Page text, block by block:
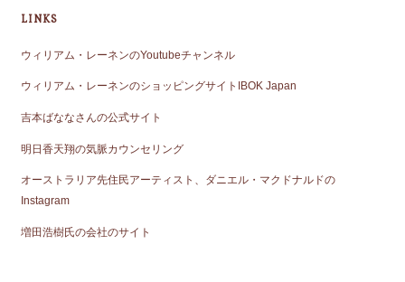
LINKS
ウィリアム・レーネンのYoutubeチャンネル
ウィリアム・レーネンのショッピングサイトIBOK Japan
吉本ばななさんの公式サイト
明日香天翔の気脈カウンセリング
オーストラリア先住民アーティスト、ダニエル・マクドナルドの
Instagram
増田浩樹氏の会社のサイト